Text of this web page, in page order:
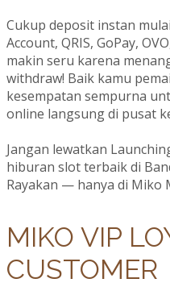
Cukup deposit instan
Account, QRIS, GoPay,
makin seru karena
withdraw! Baik kamu
kesempatan sempurna
online langsung di pusat
Jangan lewatkan
hiburan slot terbaik di
Rayakan — hanya di Miko
MIKO VIP
CUSTOMER